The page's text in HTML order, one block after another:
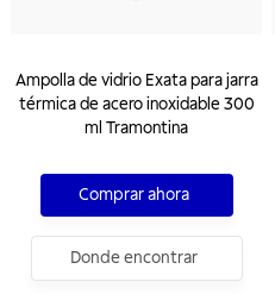
Ampolla de vidrio Exata para jarra
térmica de acero inoxidable 300
ml Tramontina
Comprar ahora
Donde encontrar